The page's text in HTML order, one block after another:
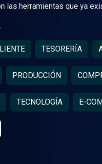
las herramientas que ya
TESORERÍA
PRODUCCIÓN
TECNOLOGÍA E-